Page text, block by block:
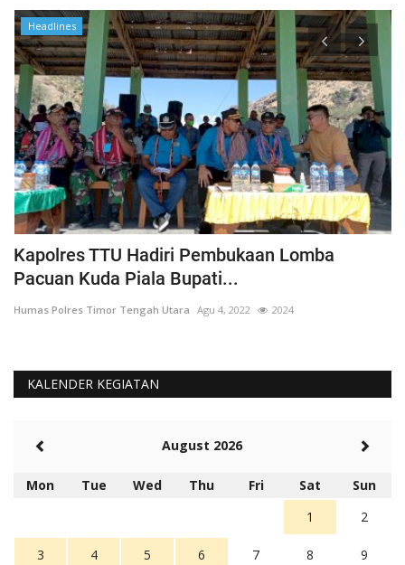
Headlines
Kapolres TTU Hadiri Pembukaan Lomba
Pacuan Kuda Piala Bupati...
Humas Polres Timor Tengah Utara Agu 4, 2022 2024
KALENDER KEGIATAN
August 2026
Mon Tue Wed Thu Fri Sat
Sun
1
2
3 4 5 6 7 8 9